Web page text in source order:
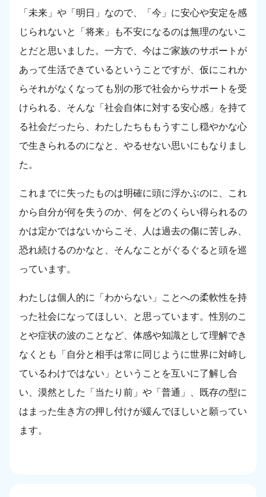
「未来」や「明日」なので、「今」に安心や安定を感
じられないと「将来」も不安になるのは無理のないこ
とだと思いました。一方で、今はご家族のサポートが
あって生活できているということですが、仮にこれか
らそれがなくなっても別の形で社会からサポートを受
けられる、そんな「社会自体に対する安心感」を持て
る社会だったら、わたしたちももうすこし穏やかな心
で生きられるのになと、やるせない思いにもなりまし
た。
これまでに失ったものは明確に頭に浮かぶのに、これ
から自分が何を失うのか、何をどのくらい得られるの
かは定かではないからこそ、人は過去の傷に苦しみ、
恐れ続けるのかなと、そんなことがぐるぐると頭を巡
っています。
わたしは個人的に「わからない」ことへの柔軟性を持
った社会になってほしい、と思っています。性別のこ
とや症状の波のことなど、体感や知識として理解でき
なくとも「自分と相手は常に同じように世界に対峙し
ているわけではない」ということを互いに了解し合
い、漠然とした「当たり前」や「普通」、既存の型に
はまった生き方の押し付けが緩んでほしいと願ってい
ます。